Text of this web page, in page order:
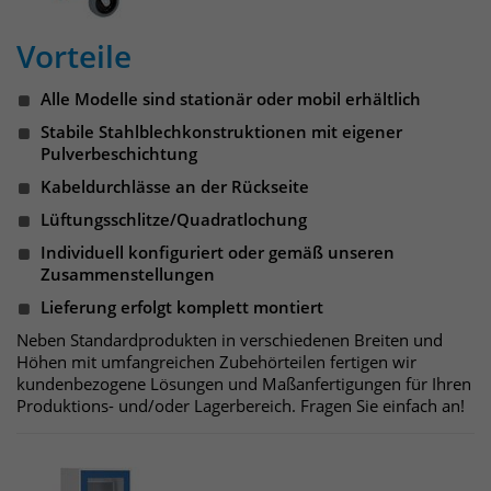
Vorteile
Alle Modelle sind stationär oder mobil erhältlich
Stabile Stahlblechkonstruktionen mit eigener
Pulverbeschichtung
Kabeldurchlässe an der Rückseite
Lüftungsschlitze/Quadratlochung
Individuell konfiguriert oder gemäß unseren
Zusammenstellungen
Lieferung erfolgt komplett montiert
Neben Standardprodukten in verschiedenen Breiten und
Höhen mit umfangreichen Zubehörteilen fertigen wir
kundenbezogene Lösungen und Maßanfertigungen für Ihren
Produktions- und/oder Lagerbereich. Fragen Sie einfach an!
Anbieter
Laufzeit 1 Jahr
Zweck
Enthält die gewählten Tracking-Optin-
Einstellungen.
Name _pk_id
Anbieter Matomo
Zweck
Das Cookie wird von Matomo installiert.
Das Cookie wird verwendet, um
Besucher-, Sitzungs- und
Kampagnendaten zu berechnen und
die Nutzung der Website für den
Analysebericht der Website zu
verfolgen. Die Cookies speichern
Informationen anonym und weisen